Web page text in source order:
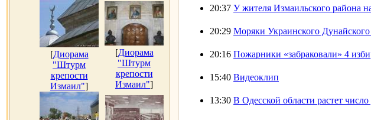
[Диорама
"Штурм
крепости
Измаил"]
[Диорама
"Штурм
крепости
Измаил"]
20:37 У жителя Измаильского района
20:29 Моряки Украинского Дунайского
20:16 Пожарники «забраковали» 4
15:40 Видеоклип
13:30 В Одесской области растет